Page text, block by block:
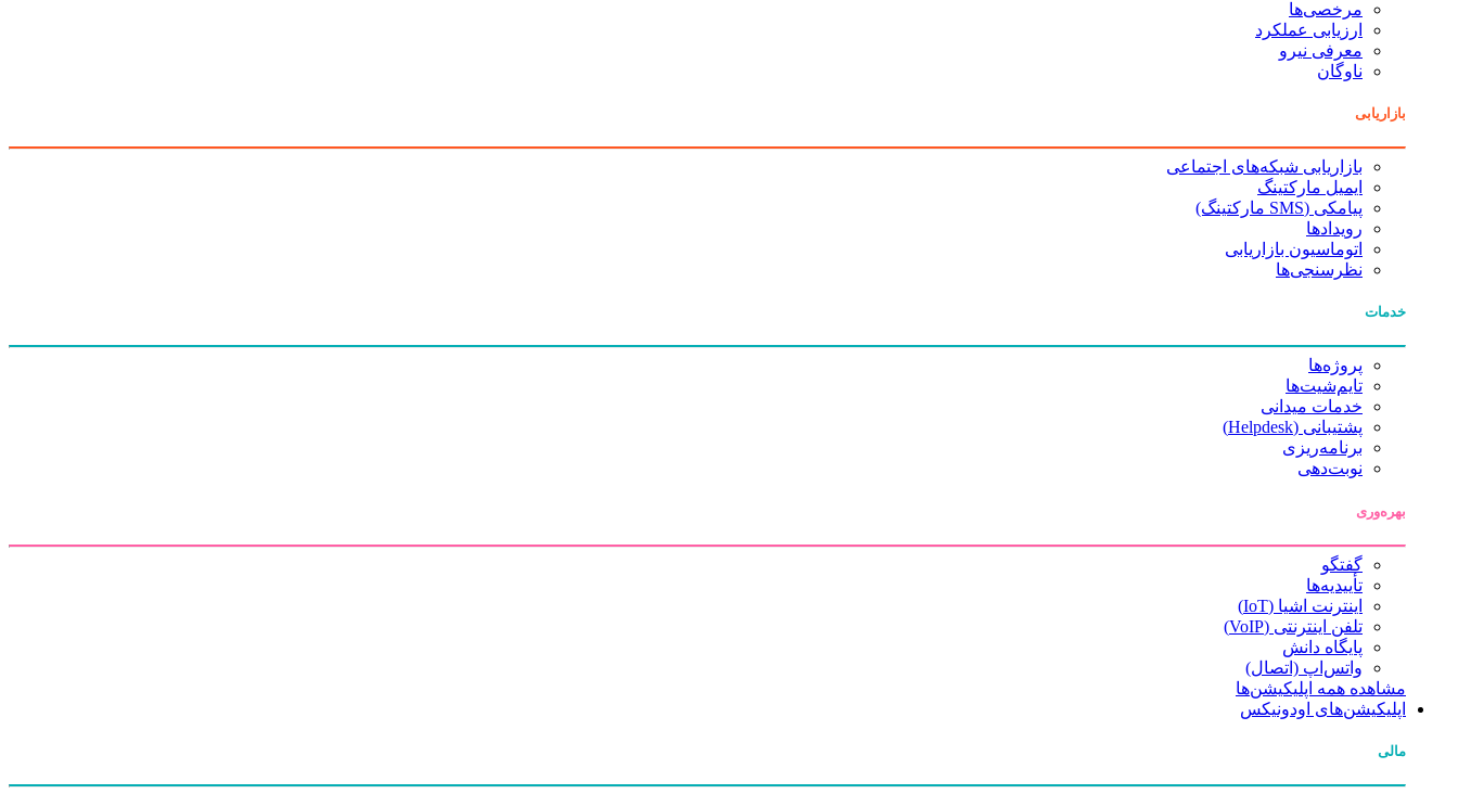
مرخصی‌ها
ارزیابی عملکرد
معرفی نیرو
ناوگان
بازاریابی
بازاریابی شبکه‌های اجتماعی
ایمیل مارکتینگ
پیامکی (SMS مارکتینگ)
رویدادها
اتوماسیون بازاریابی
نظرسنجی‌ها
خدمات
پروژه‌ها
تایم‌شیت‌ها
خدمات میدانی
پشتیبانی (Helpdesk)
برنامه‌ریزی
نوبت‌دهی
بهره‌وری
گفتگو
تأییدیه‌ها
اینترنت اشیا (IoT)
تلفن اینترنتی (VoIP)
پایگاه دانش
واتس‌اپ (اتصال)
مشاهده همه اپلیکیشن‌ها
اپلیکیشن‌های اودونیکس
مالی